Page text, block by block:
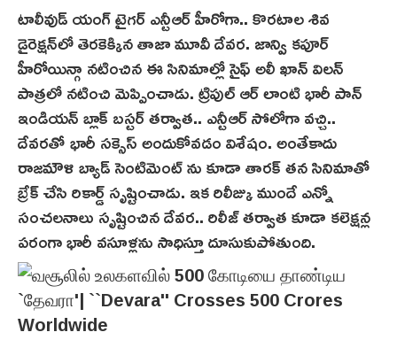
టాలీవుడ్ యంగ్ టైగర్ ఎన్టీఆర్ హీరోగా.. కొరటాల శివ
డైరెక్షన్‌లో తెర‌కెక్కిన తాజా మూవీ దేవర. జాన్వి కపూర్
హీరోయిన్గా నటించిన ఈ సినిమాల్లో సైఫ్ అలీ ఖాన్ విలన్
పాత్రలో నటించి మెప్పించాడు. ట్రిపుల్ ఆర్ లాంటి భారీ పాన్
ఇండియన్ బ్లాక్ బస్టర్ తర్వాత.. ఎన్టీఆర్ సోలోగా వచ్చి..
దేవ‌ర‌తో భారీ సక్సెస్ అందుకోవ‌డం విశేషం. అంతేకాదు
రాజమౌళి బ్యాడ్ సెంటిమెంట్ ను కూడా తారక్ తన సినిమాతో
బ్రేక్ చేసి రికార్డ్ సృష్టించాడు. ఇక రిలీజ్కు ముందే ఎన్నో
సంచ‌ల‌నాలు సృష్టించిన‌ దేవర.. రిలీజ్ తర్వాత కూడా కలెక్షన్ల
పరంగా భారీ వసూళ్లను సాధిస్తూ దూసుకుపోతుంది.